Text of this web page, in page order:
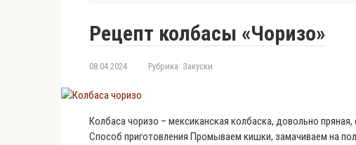
Рецепт колбасы «Чоризо»
08.04.2024 Рубрика: Закуски
Колбаса чоризо – мексиканская колбаска, довольно пряная,
Способ приготовления Промываем кишки, замачиваем на